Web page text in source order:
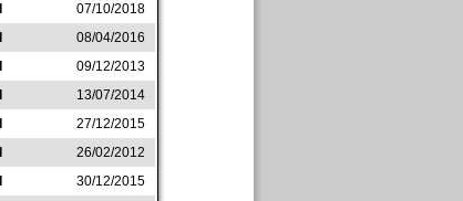
07/10/2018
08/04/2016
09/12/2013
13/07/2014
27/12/2015
26/02/2012
30/12/2015